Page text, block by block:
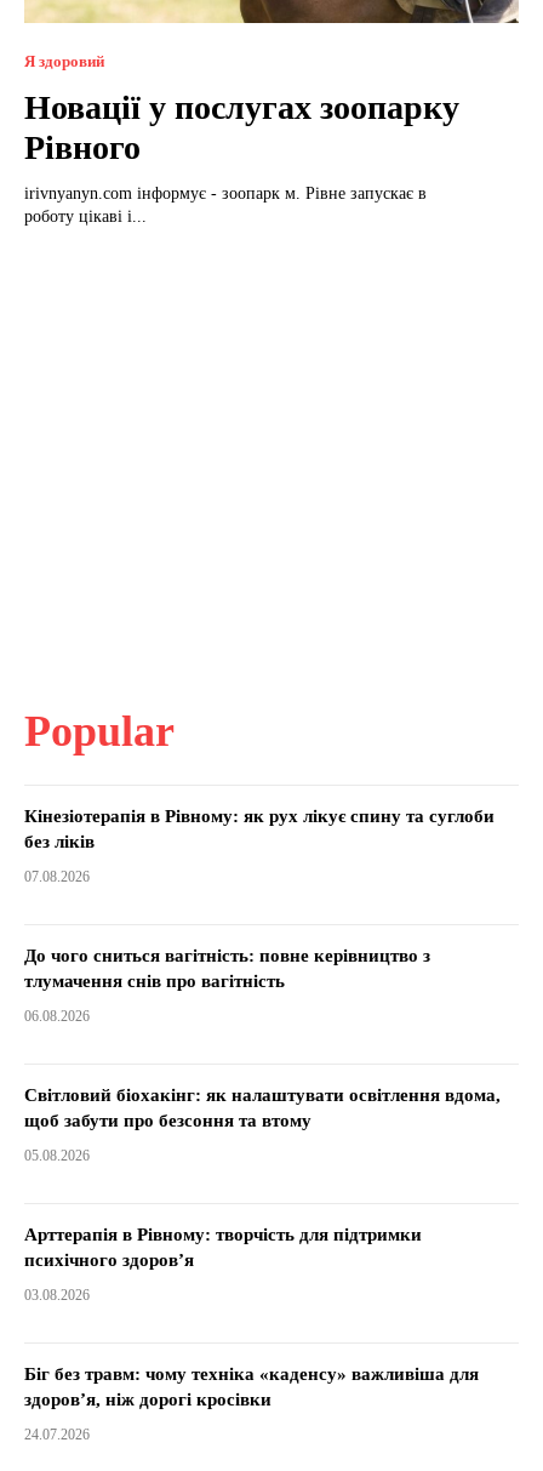
Я здоровий
Новації у послугах зоопарку
Рівного
irivnyanyn.com інформує - зоопарк м. Рівне запускає в
роботу цікаві і...
Popular
Кінезіотерапія в Рівному: як рух лікує спину та суглоби
без ліків
07.08.2026
До чого сниться вагітність: повне керівництво з
тлумачення снів про вагітність
06.08.2026
Світловий біохакінг: як налаштувати освітлення вдома,
щоб забути про безсоння та втому
05.08.2026
Арттерапія в Рівному: творчість для підтримки
психічного здоров’я
03.08.2026
Біг без травм: чому техніка «каденсу» важливіша для
здоров’я, ніж дорогі кросівки
24.07.2026